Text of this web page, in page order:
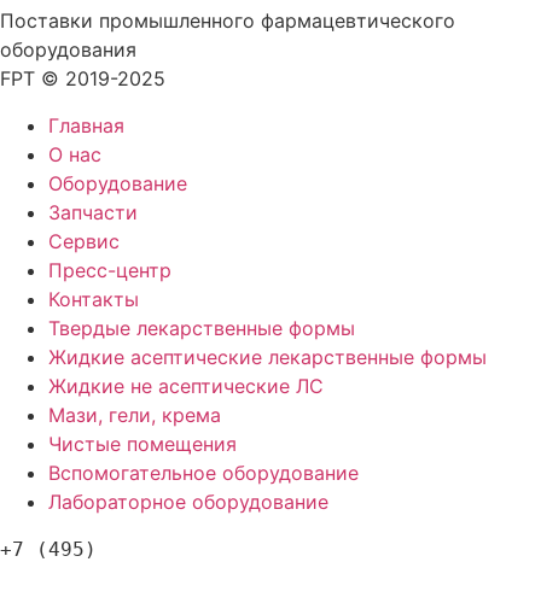
Поставки промышленного фармацевтического
оборудования
FPT © 2019-2025
Главная
О нас
Оборудование
Запчасти
Сервис
Пресс-центр
Контакты
Твердые лекарственные формы
Жидкие асептические лекарственные формы
Жидкие не асептические ЛС
Мази, гели, крема
Чистые помещения
Вспомогательное оборудование
Лабораторное оборудование
+7 (495)